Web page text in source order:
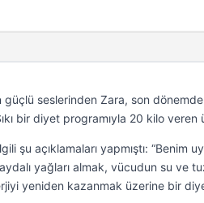
güçlü seslerinden Zara, son
bir diyet programıyla 20 kilo
şu açıklamaları yapmıştı: “Benim
yağları almak, vücudun su ve
yeniden kazanmak üzerine bir